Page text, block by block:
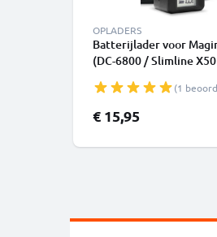
OPLADERS
Batterijlader voor
(DC-6800 / Slimline
CELLONIC
(1
€ 15,95